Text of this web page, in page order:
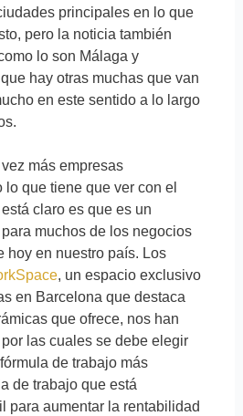
principales en lo que
pero la noticia también
lo son Málaga y
hay otras muchas que van
en este sentido a lo largo
más empresas
lo que tiene que ver con el
claro es que es un
muchos de los negocios
hoy en nuestro país. Los
, un espacio exclusivo
en Barcelona que destaca
que ofrece, nos han
las cuales se debe elegir
de trabajo más
de trabajo que está
para aumentar la rentabilidad